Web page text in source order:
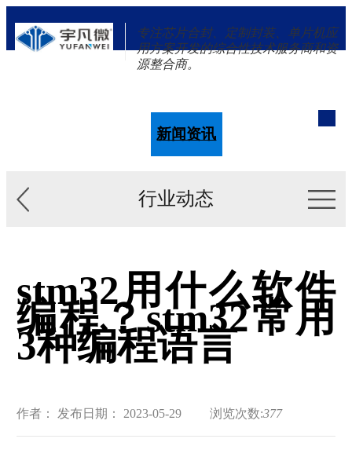
专注芯片合封、定制封装、单片机应
用方案开发的综合性技术服务商和资
源整合商。
新闻资讯
行业动态
stm32用什么软件
编程？stm32常用
3种编程语言
作者： 发布日期： 2023-05-29 浏览次数:377